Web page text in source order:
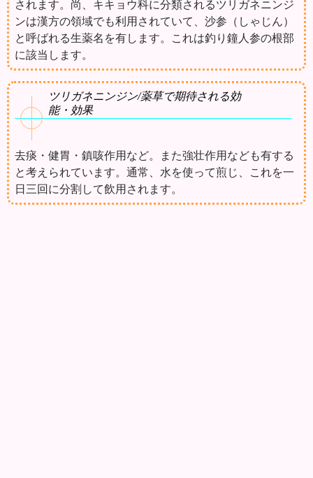
されます。尚、キキョウ科に分類されるツリガネニンジ
ンは漢方の領域でも利用されていて、沙参（しゃじん）
と呼ばれる生薬名を有します。これは釣り鐘人参の根部
に該当します。
ツリガネニンジン/薬草で期待される効
能・効果
去痰・健胃・鎮咳作用など。また強壮作用なども有する
と考えられています。通常、水を使って煎じ、これを一
日三回に分割して飲用されます。